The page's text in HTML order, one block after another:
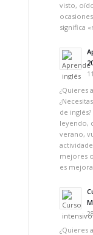
visto,
significa
¿Quieres
de
leyendo,
verano,
mejores
es
¿Quieres